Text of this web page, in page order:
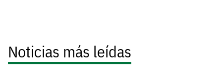
Noticias más leídas